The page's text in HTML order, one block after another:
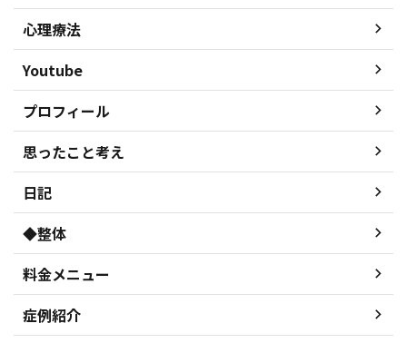
心理療法
Youtube
プロフィール
思ったこと考え
日記
◆整体
料金メニュー
症例紹介